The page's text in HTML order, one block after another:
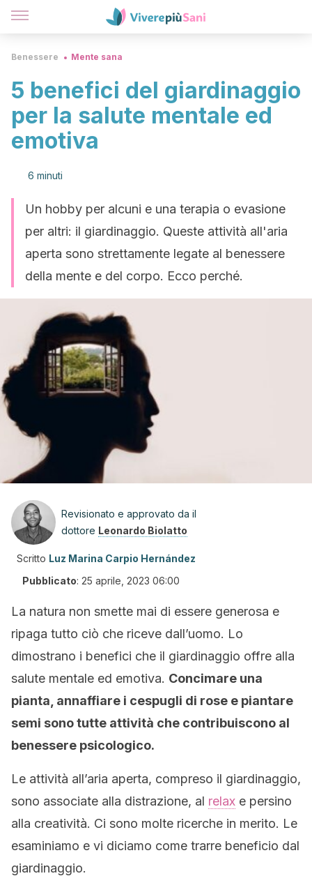
Benessere Mente sana
5 benefici del giardinaggio
per la salute mentale ed
emotiva
6 minuti
Un hobby per alcuni e una terapia o evasione
per altri: il giardinaggio. Queste attività all'aria
aperta sono strettamente legate al benessere
della mente e del corpo. Ecco perché.
Revisionato e approvato da il
dottore Leonardo Biolatto
Scritto Luz Marina Carpio Hernández
Pubblicato: 25 aprile, 2023 06:00
La natura non smette mai di essere generosa e
ripaga tutto ciò che riceve dall’uomo. Lo
dimostrano i benefici che il giardinaggio offre alla
salute mentale ed emotiva. Concimare una
pianta, annaffiare i cespugli di rose e piantare
semi sono tutte attività che contribuiscono al
benessere psicologico.
Le attività all’aria aperta, compreso il giardinaggio,
sono associate alla distrazione, al relax e persino
alla creatività. Ci sono molte ricerche in merito. Le
esaminiamo e vi diciamo come trarre beneficio dal
giardinaggio.